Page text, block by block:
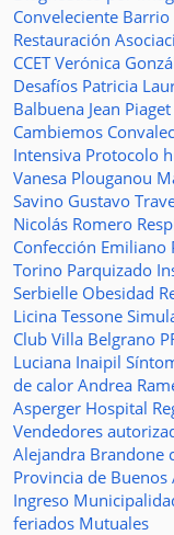
Conveleciente Barrio
Restauración
CCETVerónica
Desafíos Patricia
Balbuena Jean Piaget
Cambiemos
Intensiva Protocolo
Vanesa Plouganou
Savino Gustavo
Nicolás Romero
Confección Emiliano
Torino Parquizado
Serbielle Obesidad
Licina Tessone
Club Villa Belgrano
Luciana Inaipil
de calor Andrea
Asperger Hospital
Vendedores
Alejandra Brandone
Provincia de Buenos
Ingreso
feriados Mutuales